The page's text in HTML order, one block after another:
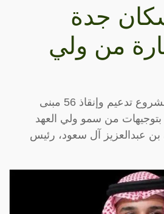
جدة
من ولي
تم الإعلان عن إكمال مشروع تدعيم وإنقاذ 56 مبنى
من سمو ولي العهد
بن عبدالعزيز آل سعود، رئيس